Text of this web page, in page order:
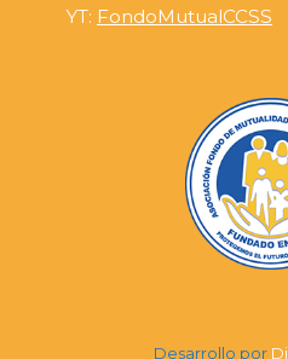
YT: FondoMutualCCSS
Desarrollo por